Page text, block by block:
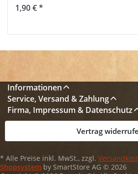
1,90 € *
Informationen
Service, Versand & Zahlung
Firma, Impressum & Datenschutz
Vertrag
* Alle Preise inkl. MwSt., zzgl.
Shopsystem by SmartStore AG © 2026